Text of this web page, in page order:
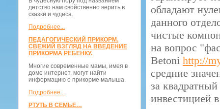
детство нам свойственно верить в
сказки и чудеса.
Подробнее...
ПЕДАГОГИЧЕСКИЙ ПРИКОРМ.
СВЕЖИЙ ВЗГЛЯД НА ВВЕДЕНИЕ
ПРИКОРМА РЕБЕНКУ.
Многие современные мамы, имея в
доме интернет, могут найти
информацию о прикорме малыша.
Подробнее...
РТУТЬ В СЕМЬЕ…
обладают
данного
чистые
на вопрос
Betoni http://
средние
за
инвестицией